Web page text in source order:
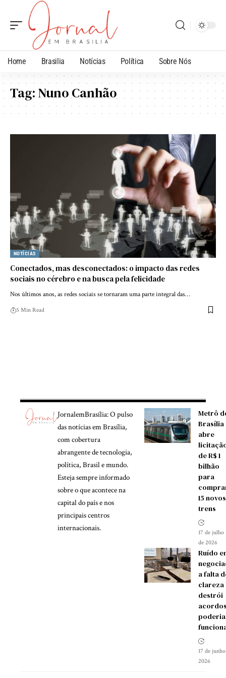
Home Brasilia Notícias Política Sobre Nós
Tag:Nuno Canhão
NOTÍCIAS
Conectados, mas desconectados: o impacto das redes
sociais no cérebro e na busca pela felicidade
Nos últimos anos, as redes sociais se tornaram uma parte integral das…
5 Min Read
JornalemBrasília: O pulso
das notícias em Brasília,
com cobertura
abrangente de tecnologia,
política, Brasil e mundo.
Esteja sempre informado
sobre o que acontece na
capital do país e nos
principais centros
internacionais.
Metrô
Brasília
abre
de R$ 1
bilhão
para
15 novos
trens
17 de julho
de 2026
Ruído
a falta
clareza
destrói
17 de
2026